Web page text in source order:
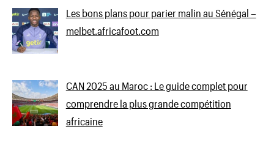
Les bons plans pour parier malin au Sénégal –
melbet.africafoot.com
CAN 2025 au Maroc : Le guide complet pour
comprendre la plus grande compétition
africaine